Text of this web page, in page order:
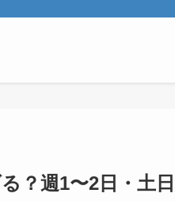
？週1〜2日・土